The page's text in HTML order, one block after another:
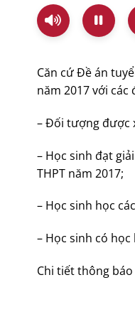
Căn cứ Đề án
năm 2017 với
– Đối tượng được
– Học sinh đạt
THPT năm 2017;
– Học sinh học
– Học sinh có học
Chi tiết thông